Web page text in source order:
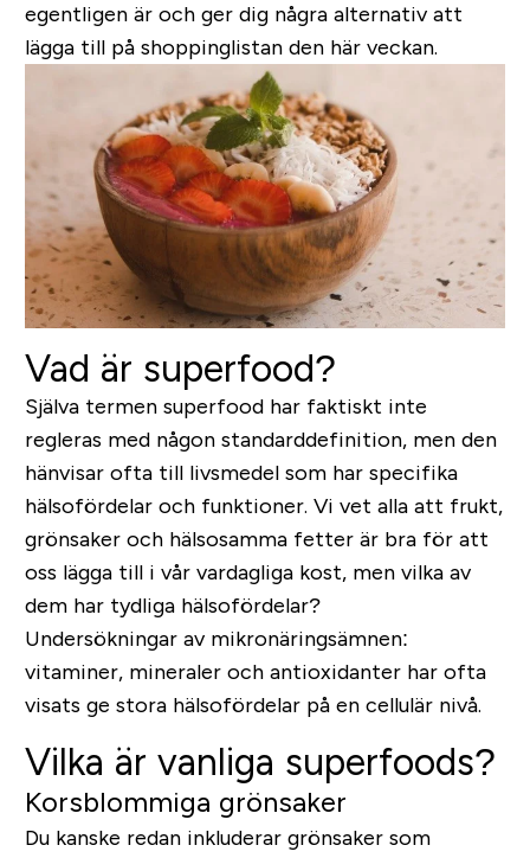
egentligen är och ger dig några alternativ att
lägga till på shoppinglistan den här veckan.
Vad är superfood?
Själva termen superfood har faktiskt inte
regleras med någon standarddefinition, men den
hänvisar ofta till livsmedel som har specifika
hälsofördelar och funktioner. Vi vet alla att frukt,
grönsaker och hälsosamma fetter är bra för att
oss lägga till i vår vardagliga kost, men vilka av
dem har tydliga hälsofördelar?
Undersökningar av mikronäringsämnen:
vitaminer, mineraler och antioxidanter har ofta
visats ge stora hälsofördelar på en cellulär nivå.
Vilka är vanliga superfoods?
Korsblommiga grönsaker
Du kanske redan inkluderar grönsaker som